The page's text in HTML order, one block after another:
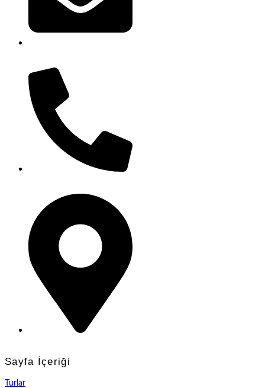
Sayfa İçeriği
Turlar